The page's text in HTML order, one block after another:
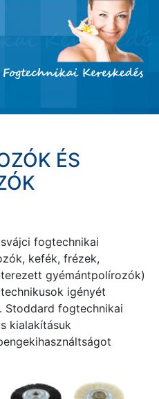
ÉS
fogtechnikai
kefék, frézek,
gyémántpolírozók)
igényét
Stoddard fogtechnikai
kialakításuk